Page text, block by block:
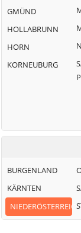
GMÜND
HOLLABRUNN
HORN
KORNEUBURG
BURGENLAND
KÄRNTEN
NIEDERÖSTERREICH